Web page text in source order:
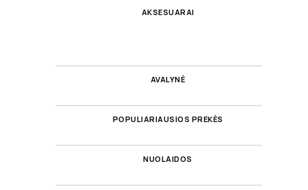
AKSESUARAI
AVALYNĖ
POPULIARIAUSIOS PREKĖS
NUOLAIDOS